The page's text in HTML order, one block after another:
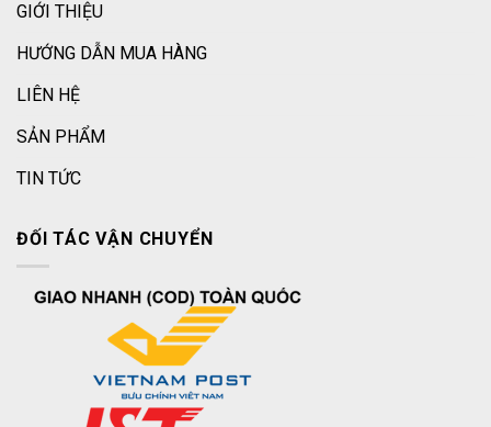
GIỚI THIỆU
HƯỚNG DẪN MUA HÀNG
LIÊN HỆ
SẢN PHẨM
TIN TỨC
ĐỐI TÁC VẬN CHUYỂN